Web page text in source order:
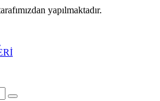
yapılmaktadır.